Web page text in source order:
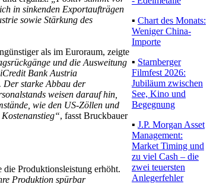
in sinkenden Exportaufträgen
sowie Stärkung des
als im Euroraum, zeigte
und die Ausweitung
Bank Austria
Der starke Abbau der
weisen darauf hin,
wie den US-Zöllen und
, fasst Bruckbauer
Produktionsleistung erhöht.
Produktion spürbar
▪ Chart des Monats:
Weniger China-
Importe
▪ Starnberger
Filmfest 2026:
Jubiläum zwischen
See, Kino und
Begegnung
▪ J.P. Morgan Asset
Management:
Market Timing und
zu viel Cash – die
zwei teuersten
Anlegerfehler